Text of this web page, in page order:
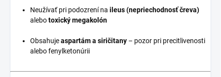
Neužívať pri podozrení na ileus (nepriechodnosť čreva)
alebotoxický megakolón
Obsahujeaspartám a siričitany – pozor pri precitlivenosti
alebo fenylketonúrii